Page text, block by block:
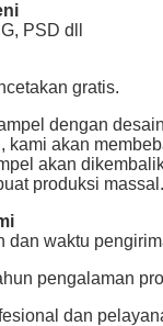
PSD dll
gratis.
dengan
kami akan
akan
produksi massal.
dan waktu
pengalaman
dan